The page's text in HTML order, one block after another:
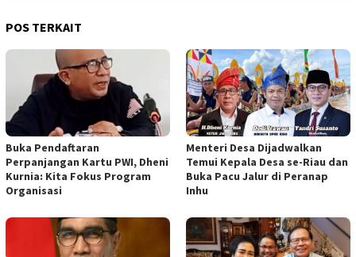
POS TERKAIT
Buka Pendaftaran
Perpanjangan Kartu PWI, Dheni
Kurnia: Kita Fokus Program
Organisasi
Menteri Desa Dijadwalkan
Temui Kepala Desa se-Riau dan
Buka Pacu Jalur di Peranap
Inhu